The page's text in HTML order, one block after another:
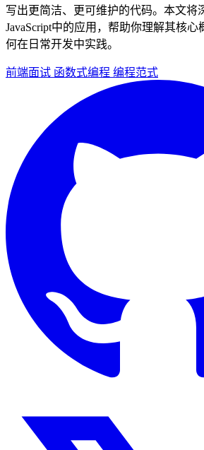
写出更简洁、更可维护的代码。本文将
JavaScript中的应用，帮助你理解其核心
何在日常开发中实践。
前端面试 函数式编程 编程范式